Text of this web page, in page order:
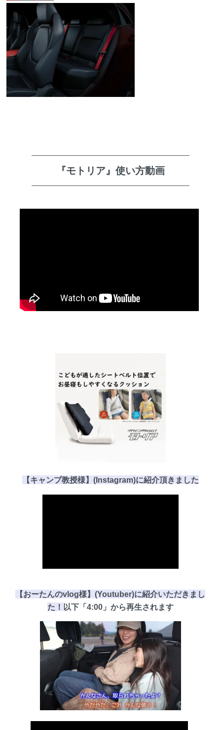
『モトリア』使い方動画
【キャンプ教授様】(Instagram)に紹介頂き ました
【おーたんのvlog様】(Youtuber)に紹介いただきまし
た！ 以下「4:00」 から再生されます